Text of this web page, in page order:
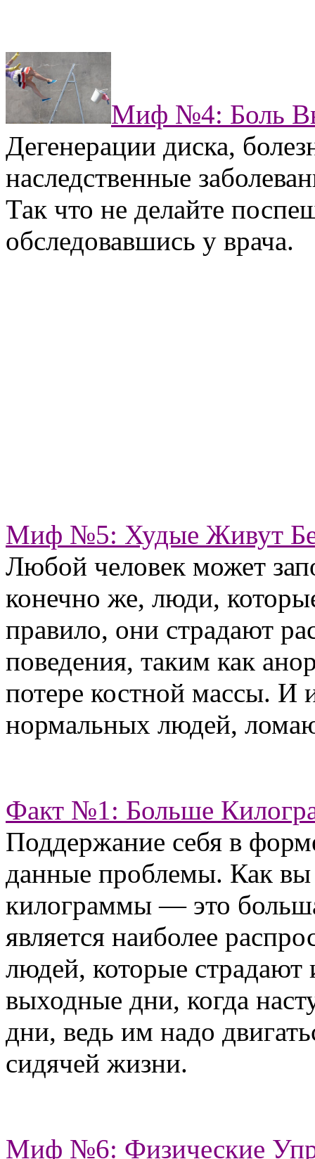
Миф №4: Боль
Дегенерации диска,
наследственные
Так что не делайте
обследовавшись у врача.
Миф №5: Худые Живут
Любой человек может
конечно же, люди,
правило, они страдают
поведения, таким как
потере костной массы. И
нормальных людей,
Факт №1: Больше
Поддержание себя в
данные проблемы. Как
килограммы — это
является наиболее
людей, которые
выходные дни, когда
дни, ведь им надо
сидячей жизни.
Миф №6: Физические